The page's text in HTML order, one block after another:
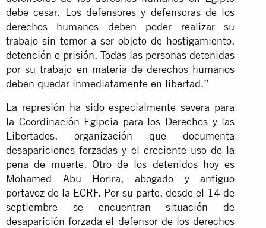
debe cesar. Los defensores y defensoras de los
derechos humanos deben poder realizar su
trabajo sin temor a ser objeto de hostigamiento,
detención o prisión. Todas las personas detenidas
por su trabajo en materia de derechos humanos
deben quedar inmediatamente en libertad.”
La represión ha sido especialmente severa para
la Coordinación Egipcia para los Derechos y las
Libertades, organización que documenta
desapariciones forzadas y el creciente uso de la
pena de muerte. Otro de los detenidos hoy es
Mohamed Abu Horira, abogado y antiguo
portavoz de la ECRF. Por su parte, desde el 14 de
septiembre se encuentran situación de
desaparición forzada el defensor de los derechos